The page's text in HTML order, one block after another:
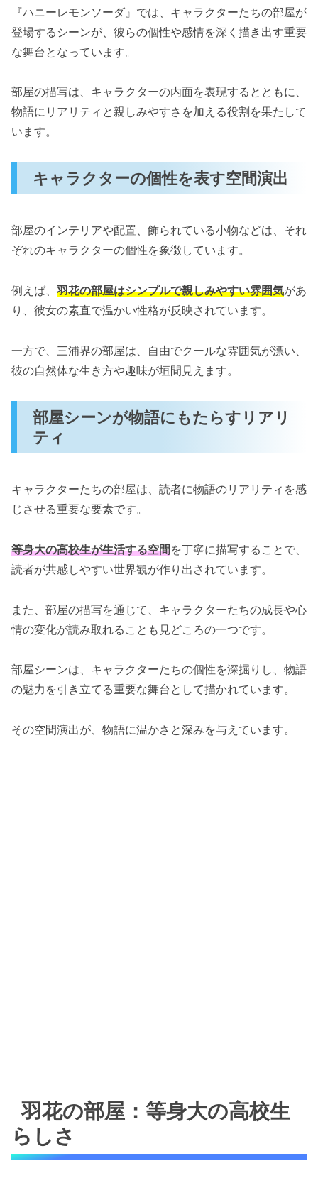
彼女の成長を感じさせる小物たち
三浦界の部屋：自由さとクールな雰囲気
界の性格が映し出された空間
部屋に込められた意外な趣味や秘密
部屋シーンが描くキャラクター同士の交流
まとめ：部屋シーンが描く青春の象徴
『ハニーレモンソーダ』では、キャラクターたちの部屋が
登場するシーンが、彼らの個性や感情を深く描き出す重要
な舞台となっています。
部屋の描写は、キャラクターの内面を表現するとともに、
物語にリアリティと親しみやすさを加える役割を果たして
います。
キャラクターの個性を表す空間演出
部屋のインテリアや配置、飾られている小物などは、それ
ぞれのキャラクターの個性を象徴しています。
例えば、 羽花の部屋はシンプルで親しみやすい雰囲気があ
り、彼女の素直で温かい性格が反映されています。
一方で、三浦界の部屋は、自由でクールな雰囲気が漂い、
彼の自然体な生き方や趣味が垣間見えます。
部屋シーンが物語にもたらすリアリ
ティ
キャラクターたちの部屋は、読者に物語のリアリティを感
じさせる重要な要素です。
等身大の高校生が生活する空間を丁寧に描写することで、
読者が共感しやすい世界観が作り出されています。
また、部屋の描写を通じて、キャラクターたちの成長や心
情の変化が読み取れることも見どころの一つです。
部屋シーンは、キャラクターたちの個性を深掘りし、物語
の魅力を引き立てる重要な舞台として描かれています。
その空間演出が、物語に温かさと深みを与えています。
羽花の部屋：等身大の高校生
らしさ